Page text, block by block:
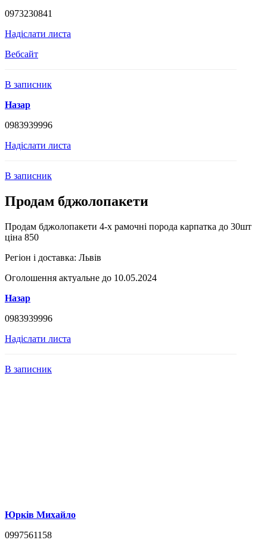
0973230841
Надіслати листа
Вебсайт
В записник
Назар
0983939996
Надіслати листа
В записник
Продам бджолопакети
Продам бджолопакети 4-х рамочні порода карпатка до 30шт
ціна 850
Регіон і доставка: Львів
Оголошення актуальне до 10.05.2024
Назар
0983939996
Надіслати листа
В записник
Юрків Михайло
0997561158